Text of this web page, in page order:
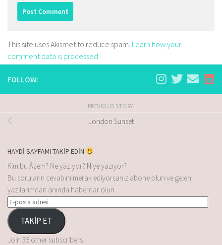
This site uses Akismet to reduce spam. Learn how your
comment data is processed.
FOLLOW:
PREVIOUS STORY
London Sunset
HAYDİ SAYFAMI TAKİP EDİN
Kim bu Âzem? Ne yazıyor? Niye yazıyor?
Bu soruların cevabını merak ediyorsanız abone olun ve gelen
yazılarımdan anında haberdar olun.
TAKİP ET
Join 35 other subscribers.